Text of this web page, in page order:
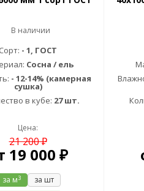
В наличии
Сорт: - 1, ГОСТ
Сосна / ель
- 12-14% (камерная
сушка)
в кубе: 27 шт.
Цена:
21 200 ₽
19 000 ₽
за м3 за шт